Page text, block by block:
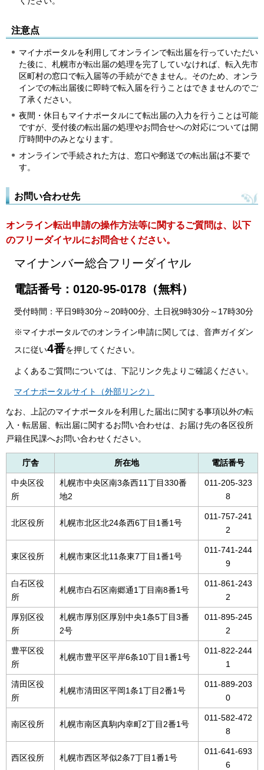
注意点
マイナポータルを利用してオンラインで転出届を行っていただい
た後に、札幌市が転出届の処理を完了していなければ、転入先市
区町村の窓口で転入届等の手続ができません。そのため、オンラ
インでの転出届後に即時で転入届を行うことはできませんのでご
了承ください。
夜間・休日もマイナポータルにて転出届の入力を行うことは可能
ですが、受付後の転出届の処理やお問合せへの対応については開
庁時間中のみとなります。
オンラインで手続された方は、窓口や郵送での転出届は不要で
す。
お問い合わせ先
オンライン転出申請の操作方法等に関するご質問は、以下
のフリーダイヤルにお問合せください。
マイナンバー総合フリーダイヤル
電話番号：0120-95-0178（無料）
受付時間：平日9時30分～20時00分、土日祝9時30分～17時30分
※マイナポータルでのオンライン申請に関しては、音声ガイダン
スに従い4番を押してください。
よくあるご質問については、下記リンク先よりご確認ください。
マイナポータルサイト（外部リンク）
なお、上記のマイナポータルを利用した届出に関する事項以外の転
入・転居届、転出届に関するお問い合わせは、お届け先の各区役所
戸籍住民課へお問い合わせください。
庁舎 所在地 電話番号
中央区役
所
札幌市中央区南3条西11丁目330番
地2
011-205-323
8
北区役所 札幌市北区北24条西6丁目1番1号
011-757-241
2
東区役所 札幌市東区北11条東7丁目1番1号
011-741-244
9
白石区役
所
札幌市白石区南郷通1丁目南8番1号
011-861-243
2
厚別区役
所
札幌市厚別区厚別中央1条5丁目3番
2号
011-895-245
2
豊平区役
所
札幌市豊平区平岸6条10丁目1番1号
011-822-244
1
清田区役
所
札幌市清田区平岡1条1丁目2番1号
011-889-203
0
南区役所 札幌市南区真駒内幸町2丁目2番1号
011-582-472
8
西区役所 札幌市西区琴似2条7丁目1番1号
011-641-693
6